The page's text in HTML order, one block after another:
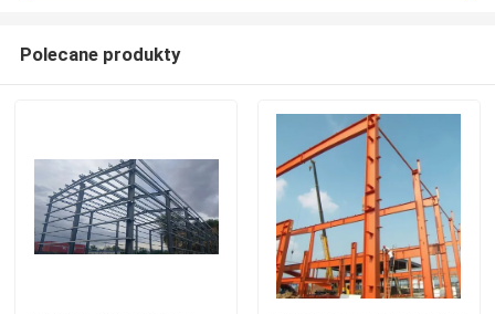
Polecane produkty